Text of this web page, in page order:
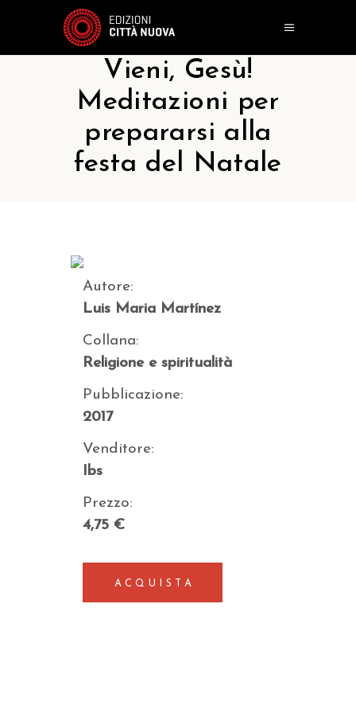
Vieni, Gesù!
Meditazioni per
prepararsi alla
festa del Natale
Autore:
Luis Maria Martínez
Collana:
Religione e spiritualità
Pubblicazione:
2017
Venditore:
Ibs
Prezzo:
4,75 €
ACQUISTA